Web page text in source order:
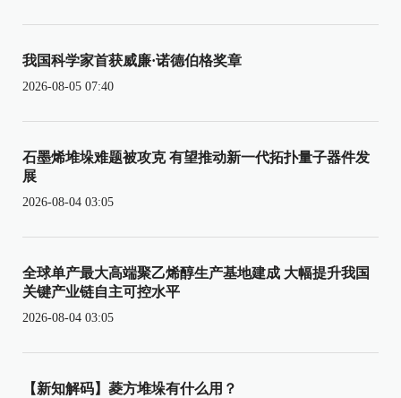
我国科学家首获威廉·诺德伯格奖章
2026-08-05 07:40
石墨烯堆垛难题被攻克 有望推动新一代拓扑量子器件发
展
2026-08-04 03:05
全球单产最大高端聚乙烯醇生产基地建成 大幅提升我国
关键产业链自主可控水平
2026-08-04 03:05
【新知解码】菱方堆垛有什么用？